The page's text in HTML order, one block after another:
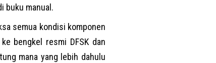
buku manual.
semua kondisi komponen
bengkel resmi DFSK dan
mana yang lebih dahulu